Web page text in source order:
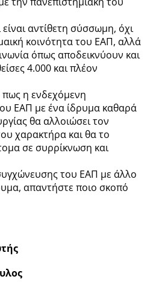
είναι αντίθετη σύσσωμη, όχι
κοινότητα του ΕΑΠ, αλλά
όπως αποδεικνύουν και
4.000 και πλέον
η ενδεχόμενη
ΕΑΠ με ένα ίδρυμα καθαρά
θα αλλοιώσει τον
χαρακτήρα και θα το
σε συρρίκνωση και
του ΕΑΠ με άλλο
απαντήστε ποιο σκοπό